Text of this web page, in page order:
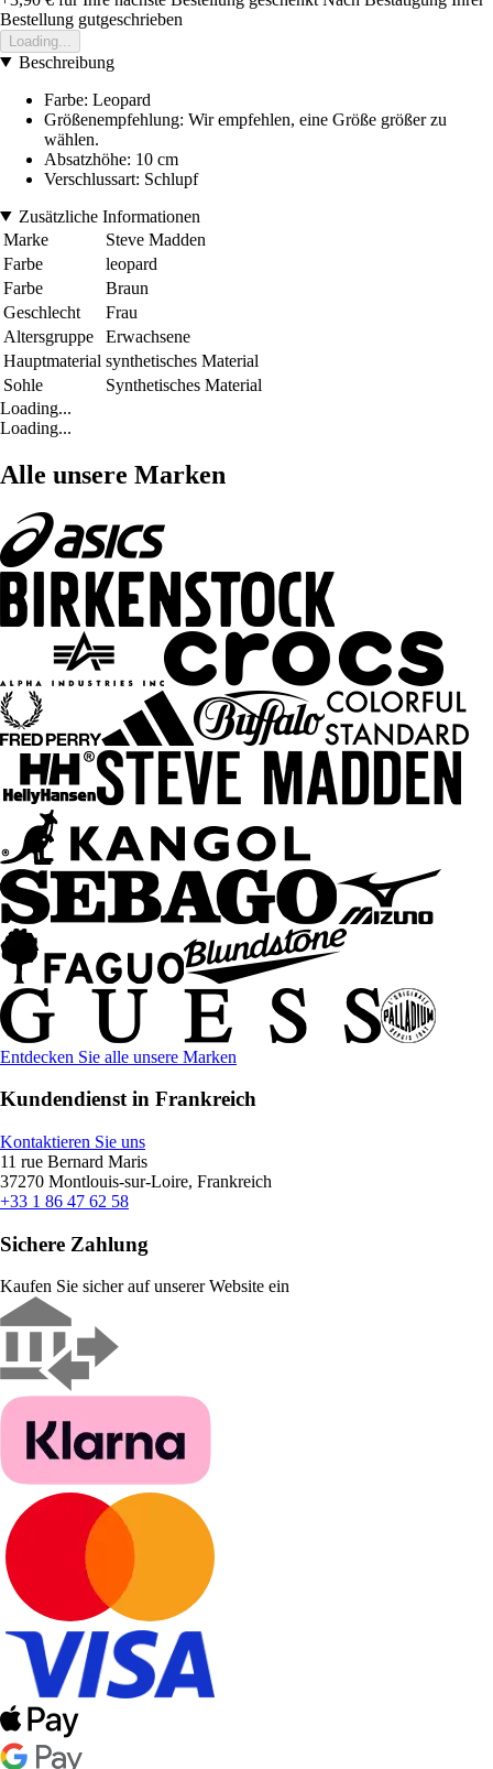
Bestellung gutgeschrieben
Loading...
Beschreibung
Farbe: Leopard
Größenempfehlung: Wir empfehlen, eine Größe größer zu
wählen.
Absatzhöhe: 10 cm
Verschlussart: Schlupf
Zusätzliche Informationen
Marke
Steve Madden
Farbe
leopard
Farbe
Braun
Geschlecht
Frau
Altersgruppe
Erwachsene
Hauptmaterial synthetisches Material
Sohle
Synthetisches Material
Loading...
Loading...
Alle unsere Marken
Entdecken Sie alle unsere Marken
Kundendienst in Frankreich
Kontaktieren Sie uns
11 rue Bernard Maris
37270 Montlouis-sur-Loire, Frankreich
+33 1 86 47 62 58
Sichere Zahlung
Kaufen Sie sicher auf unserer Website ein